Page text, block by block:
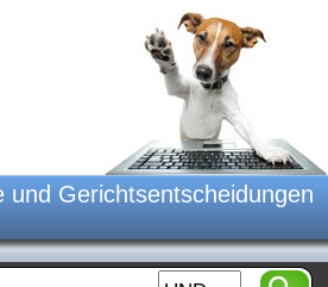
und Gerichtsentscheidungen